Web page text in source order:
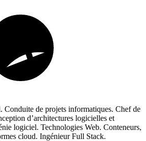
Conduite de projets informatiques. Chef de
d’architectures logicielles et
logiciel. Technologies Web. Conteneurs,
cloud. Ingénieur Full Stack.